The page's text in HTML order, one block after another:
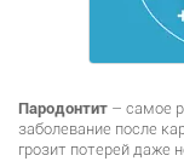
Пародонтит – самое
заболевание после
грозит потерей даже